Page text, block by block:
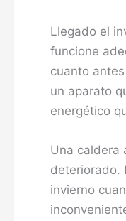
Llegado el
funcione
cuanto
un aparato
energético
Una caldera
deteriorado.
invierno